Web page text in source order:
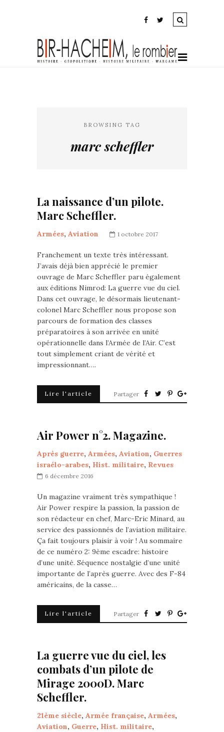
BROWSING TAG
marc scheffler
La naissance d’un pilote.
Marc Scheffler.
Armées, Aviation 1 octobre 2017
Franchement un texte très intéressant.
J’avais déjà bien apprécié le premier
ouvrage de Marc Scheffler paru également
aux éditions Nimrod: La guerre vue du ciel.
Dans cet ouvrage, le désormais lieutenant-
colonel Marc Scheffler nous propose son
parcours de formation des classes
préparatoires à son arrivée en unité
opérationnelle dans l’Armée de l’Air. C’est
tout simplement criant de vérité et
impressionnant….
Lire l'article Partager
Air Power n°2. Magazine.
Après guerre, Armées, Aviation, Guerres
israélo-arabes, Hist. militaire, Revues
6 décembre 2016
Un magazine vraiment très sympathique !
Air Power respire la passion, la passion de
son rédacteur en chef, Marc-Eric Minard, au
service des passionnés de l’aviation militaire.
Ça fait toujours plaisir à voir ! Au sommaire
de ce numéro 2: 9ème escadre: histoire
d’une unité. Séquence nostalgie d’une unité
importante de l’après guerre. Avec des F-84
américains, de la casse…
Lire l'article Partager
La guerre vue du ciel, les
combats d’un pilote de
Mirage 2000D. Marc
Scheffler.
21ème siècle, Armée française, Armées,
Aviation, Guerre, Hist. militaire,